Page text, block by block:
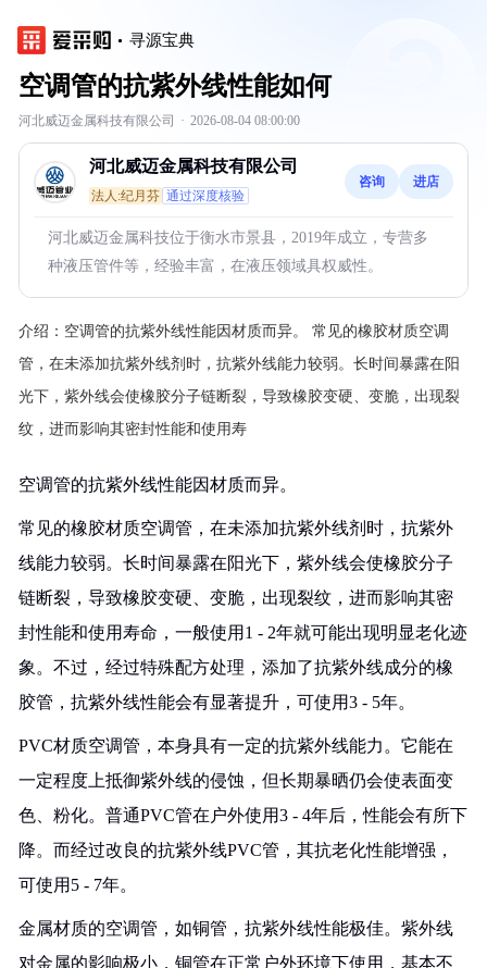
寻源宝典
空调管的抗紫外线性能如何
河北威迈金属科技有限公司 · 2026-08-04 08:00:00
河北威迈金属科技有限公司
法人:纪月芬 通过深度核验
咨询 进店
河北威迈金属科技位于衡水市景县，2019年成立，专营多
种液压管件等，经验丰富，在液压领域具权威性。
介绍： 空调管的抗紫外线性能因材质而异。
常见的橡胶材质空调
管，在未添加抗紫外线剂时，抗紫外线能力较弱。长时间暴露在阳
光下，紫外线会使橡胶分子链断裂，导致橡胶变硬、变脆，出现裂
纹，进而影响其密封性能和使用寿
空调管的抗紫外线性能因材质而异。
常见的橡胶材质空调管，在未添加抗紫外线剂时，抗紫外
线能力较弱。长时间暴露在阳光下，紫外线会使橡胶分子
链断裂，导致橡胶变硬、变脆，出现裂纹，进而影响其密
封性能和使用寿命，一般使用1 - 2年就可能出现明显老化迹
象。不过，经过特殊配方处理，添加了抗紫外线成分的橡
胶管，抗紫外线性能会有显著提升，可使用3 - 5年。
PVC材质空调管，本身具有一定的抗紫外线能力。它能在
一定程度上抵御紫外线的侵蚀，但长期暴晒仍会使表面变
色、粉化。普通PVC管在户外使用3 - 4年后，性能会有所下
降。而经过改良的抗紫外线PVC管，其抗老化性能增强，
可使用5 - 7年。
金属材质的空调管，如铜管，抗紫外线性能极佳。紫外线
对金属的影响极小，铜管在正常户外环境下使用，基本不